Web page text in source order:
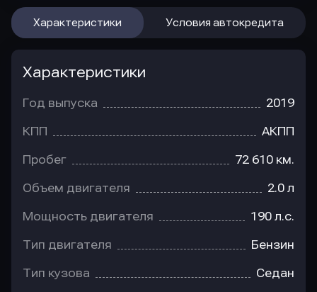
Характеристики Условия автокредита
Характеристики
Год выпуска 2019
КПП АКПП
Пробег 72 610 км.
Объем двигателя 2.0 л
Мощность двигателя 190 л.с.
Тип двигателя Бензин
Тип кузова Седан